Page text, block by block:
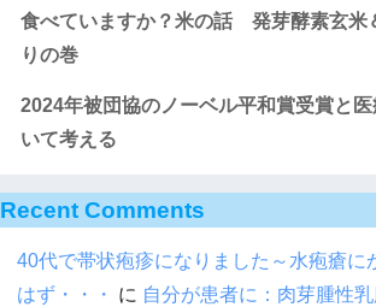
食べていますか？米の話 発芽酵素玄米
りの巻
2024年被団協のノーベル平和賞受賞と
いて考える
Recent Comments
40代で帯状疱疹になりました～水疱瘡に
はず・・・
に 自分が患者に：肉芽腫性